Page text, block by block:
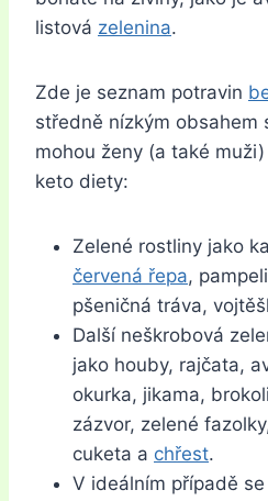
listová zelenina.
Zde je seznam potravin
středně nízkým obsahem
mohou ženy (a také
keto diety:
Zelené rostliny jako
červená řepa,
pšeničná tráva,
Další neškrobová
jako houby, rajčata,
okurka, jikama,
zázvor, zelené
cuketa a chřest.
V ideálním případě